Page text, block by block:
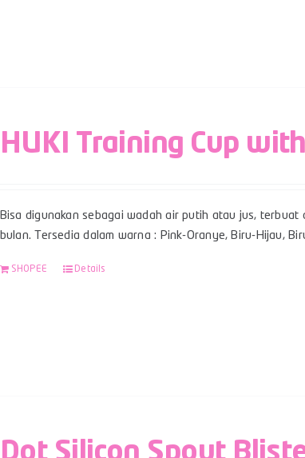
HUKI Training Cup
Bisa digunakan sebagai wadah air putih atau jus,
bulan. Tersedia dalam warna : Pink-Oranye, Biru-Hijau,
SHOPEE Details